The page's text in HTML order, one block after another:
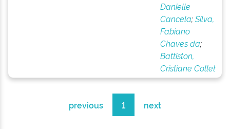
Danielle
Cancela;Silva,
Fabiano
Chaves da;
Battiston,
Cristiane Collet
previous 1 next